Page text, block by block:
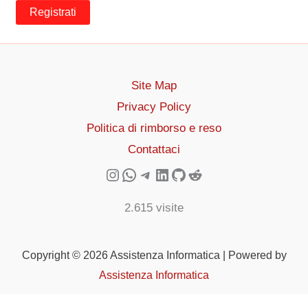
Registrati
Site Map
Privacy Policy
Politica di rimborso e reso
Contattaci
Instagram WhatsApp Telegram LinkedIn GitHub Reddit
2.615 visite
Copyright © 2026 Assistenza Informatica | Powered by
Assistenza Informatica